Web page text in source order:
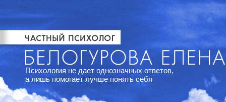
Психология не дает однозначных ответов,
а лишь помогает лучше понять себя